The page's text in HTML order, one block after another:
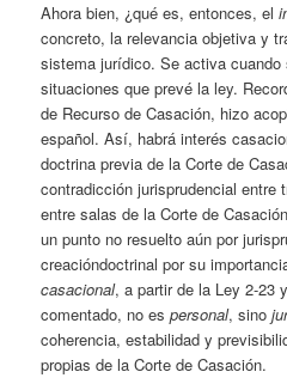
Ahora bien, ¿qué es, entonces, el
concreto, la relevancia objetiva y
sistema jurídico. Se activa cuando
situaciones que prevé la ley.
de Recurso de Casación, hizo
español. Así, habrá interés
doctrina previa de la Corte de
contradicción jurisprudencial entre
entre salas de la Corte de
un punto no resuelto aún por
creacióndoctrinal por su
casacional, a partir de la Ley 2-23
comentado, no espersonal, sino
coherencia, estabilidad y
propias de la Corte de Casación.